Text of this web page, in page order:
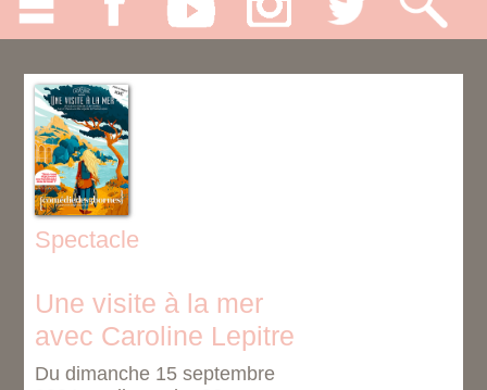
Spectacle
Une visite à la mer
avec Caroline Lepitre
Du dimanche 15 septembre